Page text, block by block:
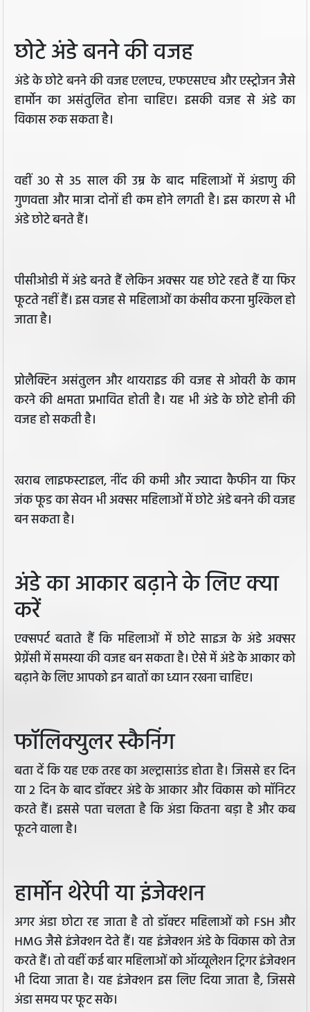
छोटे अंडे बनने की वजह
अंडे के छोटे बनने की वजह एलएच, एफएसएच और एस्ट्रोजन जैसे
हार्मोन का असंतुलित होना चाहिए। इसकी वजह से अंडे का
विकास रुक सकता है।
वहीं 30 से 35 साल की उम्र के बाद महिलाओं में अंडाणु की
गुणवत्ता और मात्रा दोनों ही कम होने लगती है। इस कारण से भी
अंडे छोटे बनते हैं।
पीसीओडी में अंडे बनते हैं लेकिन अक्सर यह छोटे रहते हैं या फिर
फूटते नहीं हैं। इस वजह से महिलाओं का कंसीव करना मुश्किल हो
जाता है।
प्रोलैक्टिन असंतुलन और थायराइड की वजह से ओवरी के काम
करने की क्षमता प्रभावित होती है। यह भी अंडे के छोटे होनी की
वजह हो सकती है।
खराब लाइफस्टाइल, नींद की कमी और ज्यादा कैफीन या फिर
जंक फूड का सेवन भी अक्सर महिलाओं में छोटे अंडे बनने की वजह
बन सकता है।
अंडे का आकार बढ़ाने के लिए क्या
करें
एक्सपर्ट बताते हैं कि महिलाओं में छोटे साइज के अंडे अक्सर
प्रेग्नेंसी में समस्या की वजह बन सकता है। ऐसे में अंडे के आकार को
बढ़ाने के लिए आपको इन बातों का ध्यान रखना चाहिए।
फॉलिक्युलर स्कैनिंग
बता दें कि यह एक तरह का अल्ट्रासाउंड होता है। जिससे हर दिन
या 2 दिन के बाद डॉक्टर अंडे के आकार और विकास को मॉनिटर
करते हैं। इससे पता चलता है कि अंडा कितना बड़ा है और कब
फूटने वाला है।
हार्मोन थेरेपी या इंजेक्शन
अगर अंडा छोटा रह जाता है तो डॉक्टर महिलाओं को FSH और
HMG जैसे इंजेक्शन देते हैं। यह इंजेक्शन अंडे के विकास को तेज
करते हैं। तो वहीं कई बार महिलाओं को ऑव्यूलेशन ट्रिगर इंजेक्शन
भी दिया जाता है। यह इंजेक्शन इस लिए दिया जाता है, जिससे
अंडा समय पर फूट सके।